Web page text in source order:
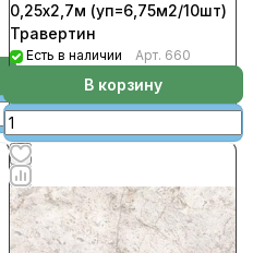
0,25х2,7м (уп=6,75м2/10шт)
Травертин
Есть в наличии Арт. 660
В корзину